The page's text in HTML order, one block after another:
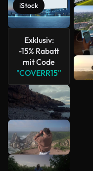
iStock
Exklusiv:
-15% Rabatt
mit Code
"COVERR15"